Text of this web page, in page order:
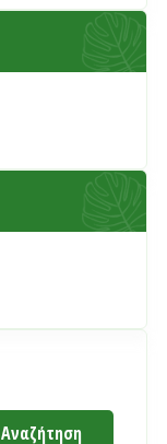
Αναζήτηση